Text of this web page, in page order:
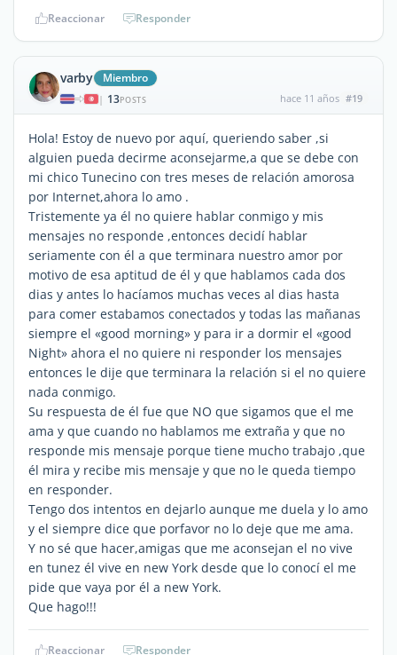
Reaccionar Responder
varby Miembro
| 13POSTS hace 11 años #19
Hola! Estoy de nuevo por aquí, queriendo saber ,si
alguien pueda decirme aconsejarme,a que se debe con
mi chico Tunecino con tres meses de relación amorosa
por Internet,ahora lo amo .
Tristemente ya él no quiere hablar conmigo y mis
mensajes no responde ,entonces decidí hablar
seriamente con él a que terminara nuestro amor por
motivo de esa aptitud de él y que hablamos cada dos
dias y antes lo hacíamos muchas veces al dias hasta
para comer estabamos conectados y todas las mañanas
siempre el «good morning» y para ir a dormir el «good
Night» ahora el no quiere ni responder los mensajes
entonces le dije que terminara la relación si el no quiere
nada conmigo.
Su respuesta de él fue que NO que sigamos que el me
ama y que cuando no hablamos me extraña y que no
responde mis mensaje porque tiene mucho trabajo ,que
él mira y recibe mis mensaje y que no le queda tiempo
en responder.
Tengo dos intentos en dejarlo aunque me duela y lo amo
y el siempre dice que porfavor no lo deje que me ama.
Y no sé que hacer,amigas que me aconsejan el no vive
en tunez él vive en new York desde que lo conocí el me
pide que vaya por él a new York.
Que hago!!!
Reaccionar Responder